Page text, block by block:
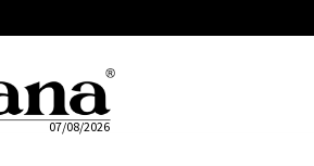
07/08/2026